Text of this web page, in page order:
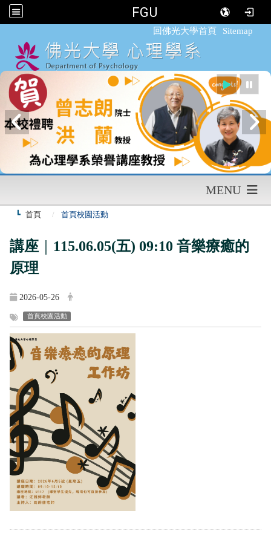
FGU
回佛光大學首頁 Sitemap
MENU
首頁 首頁校園活動
講座
115.06.05(五) 09:10 音樂療癒的
原理
2026-05-26
首頁校園活動